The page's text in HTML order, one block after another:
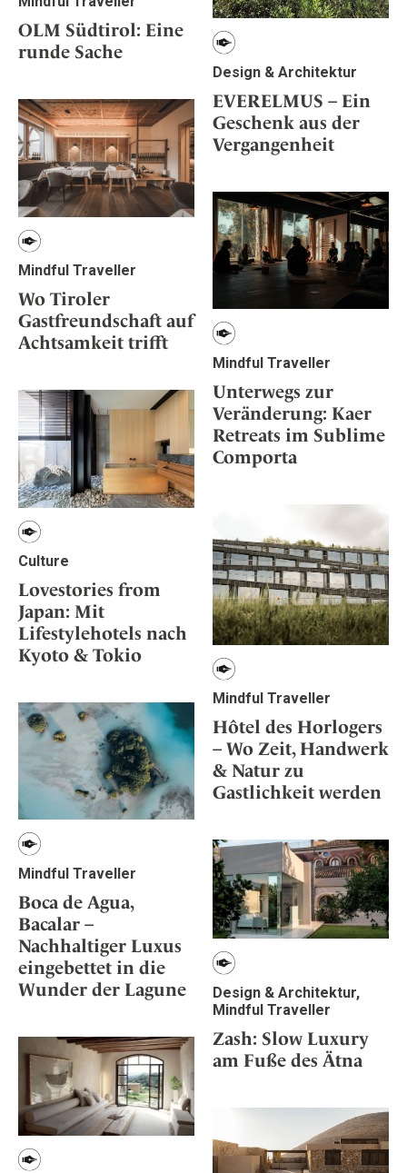
OLM Südtirol: Eine
runde Sache
Design & Architektur
EVERELMUS – Ein
Geschenk aus der
Vergangenheit
Mindful Traveller
Wo Tiroler
Gastfreundschaft auf
Achtsamkeit trifft
Mindful Traveller
Unterwegs zur
Veränderung: Kaer
Retreats im Sublime
Comporta
Culture
Lovestories from
Japan: Mit
Lifestylehotels nach
Kyoto & Tokio
Mindful Traveller
Hôtel des Horlogers
– Wo Zeit, Handwerk
& Natur zu
Gastlichkeit werden
Mindful Traveller
Boca de Agua,
Bacalar –
Nachhaltiger Luxus
eingebettet in die
Wunder der Lagune
Design & Architektur,
Mindful Traveller
Zash: Slow Luxury
am Fuße des Ätna